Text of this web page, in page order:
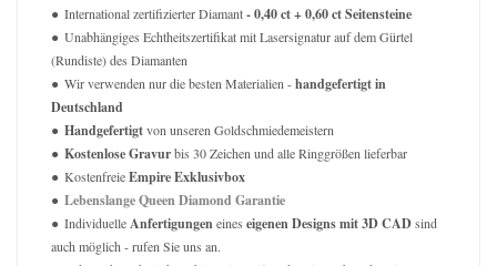
International zertifizierter Diamant- 0,40 ct + 0,60 ct Seitensteine
Unabhängiges Echtheitszertifikat mit Lasersignatur auf dem Gürtel
(Rundiste) des Diamanten
Wir verwenden nur die besten Materialien -handgefertigt in
Deutschland
Handgefertigtvon unseren Goldschmiedemeistern
Kostenlose Gravurbis 30 Zeichen und alle Ringgrößen lieferbar
KostenfreieEmpire Exklusivbox
Lebenslange Queen Diamond Garantie
IndividuelleAnfertigungeneines eigenen Designs mit 3D CADsind
auch möglich - rufen Sie uns an.